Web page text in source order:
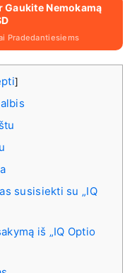
Nemokamą
Pradedantiesiems
]
susisiekti su „IQ
iš „IQ Optio